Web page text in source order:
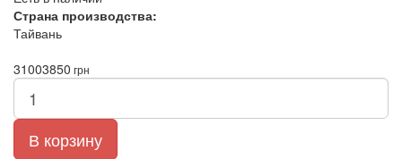
Страна производства:
Тайвань
31003850 грн
В корзину